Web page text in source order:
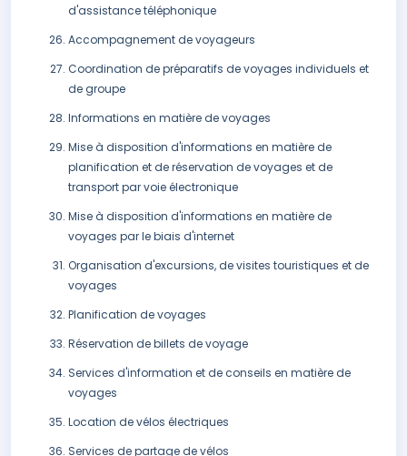
d'assistance téléphonique
Accompagnement de voyageurs
Coordination de préparatifs de voyages individuels et
de groupe
Informations en matière de voyages
Mise à disposition d'informations en matière de
planification et de réservation de voyages et de
transport par voie électronique
Mise à disposition d'informations en matière de
voyages par le biais d'internet
Organisation d'excursions, de visites touristiques et de
voyages
Planification de voyages
Réservation de billets de voyage
Services d'information et de conseils en matière de
voyages
Location de vélos électriques
Services de partage de vélos